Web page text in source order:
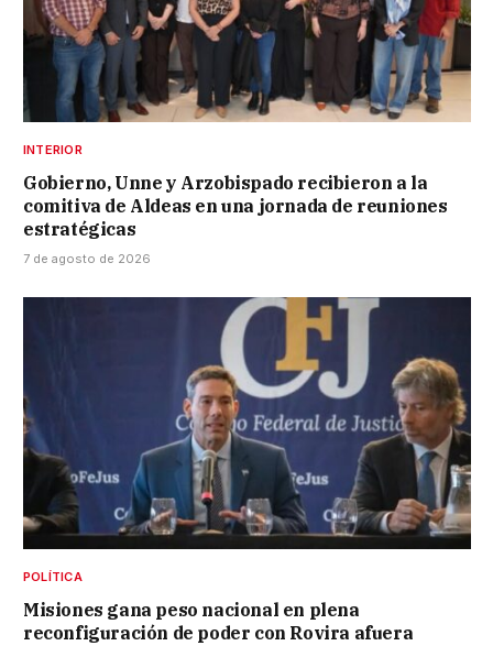
INTERIOR
Gobierno, Unne y Arzobispado recibieron a la
comitiva de Aldeas en una jornada de reuniones
estratégicas
7 de agosto de 2026
POLÍTICA
Misiones gana peso nacional en plena
reconfiguración de poder con Rovira afuera